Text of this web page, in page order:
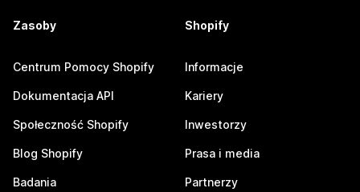
Zasoby
Centrum Pomocy Shopify
Dokumentacja API
Społeczność Shopify
Blog Shopify
Badania
Shopify
Informacje
Kariery
Inwestorzy
Prasa i media
Partnerzy